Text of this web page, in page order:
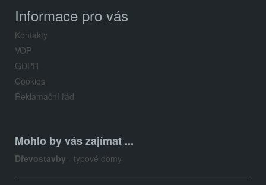
Informace pro vás
Kontakty
VOP
GDPR
Cookies
Reklamační řád
Mohlo by vás zajímat ...
Dřevostavby - typové domy